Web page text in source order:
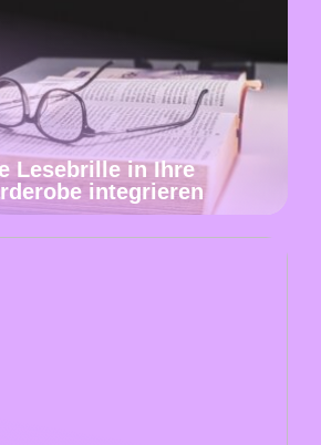
Lesebrille in Ihre
integrieren